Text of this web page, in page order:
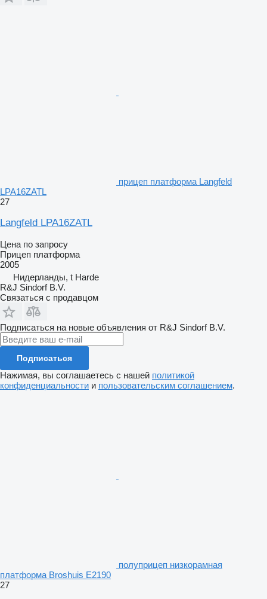
прицеп платформа Langfeld
LPA16ZATL
27
Langfeld LPA16ZATL
Цена по запросу
Прицеп платформа
2005
Нидерланды, t Harde
R&J Sindorf B.V.
Связаться с продавцом
Подписаться на новые объявления от R&J Sindorf B.V.
Подписаться
Нажимая, вы соглашаетесь с нашей политикой
конфиденциальности и пользовательским соглашением.
полуприцеп низкорамная
платформа Broshuis E2190
27